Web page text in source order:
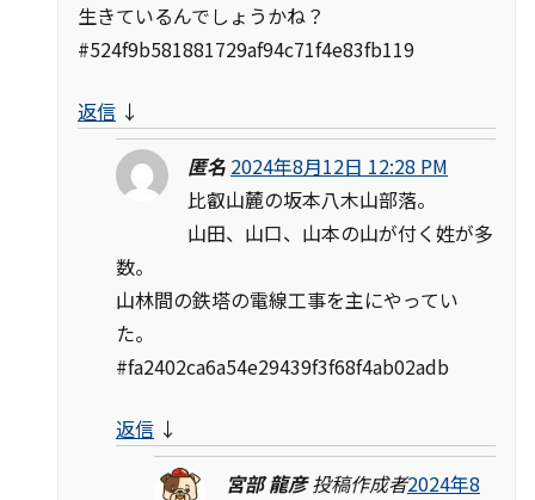
生きているんでしょうかね？
#524f9b581881729af94c71f4e83fb119
返信 ↓
匿名 2024年8月12日 12:28 PM
比叡山麓の坂本八木山部落。
山田、山口、山本の山が付く姓が多
数。
山林間の鉄塔の電線工事を主にやってい
た。
#fa2402ca6a54e29439f3f68f4ab02adb
返信 ↓
宮部 龍彦 投稿作成者2024年8